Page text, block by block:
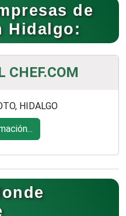
de
Hidalgo:
CHEF.COM
HIDALGO